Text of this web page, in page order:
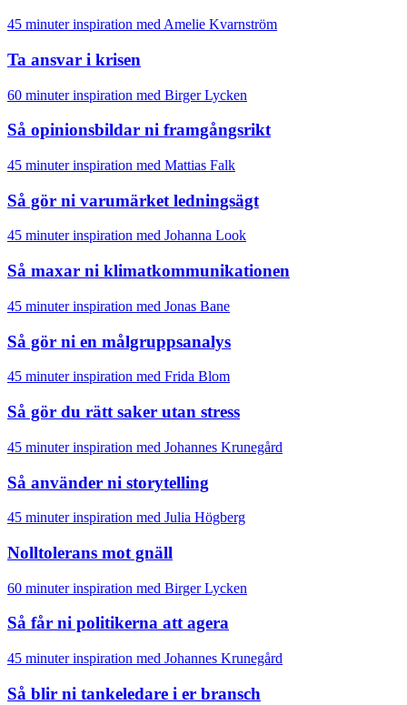
45 minuter inspiration med Amelie Kvarnström
Ta ansvar i krisen
60 minuter inspiration med Birger Lycken
Så opinionsbildar ni framgångsrikt
45 minuter inspiration med Mattias Falk
Så gör ni varumärket ledningsägt
45 minuter inspiration med Johanna Look
Så maxar ni klimatkommunikationen
45 minuter inspiration med Jonas Bane
Så gör ni en målgruppsanalys
45 minuter inspiration med Frida Blom
Så gör du rätt saker utan stress
45 minuter inspiration med Johannes Krunegård
Så använder ni storytelling
45 minuter inspiration med Julia Högberg
Nolltolerans mot gnäll
60 minuter inspiration med Birger Lycken
Så får ni politikerna att agera
45 minuter inspiration med Johannes Krunegård
Så blir ni tankeledare i er bransch